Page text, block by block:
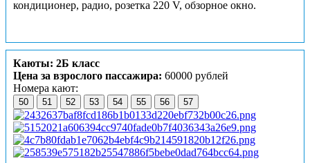
кондиционер, радио, розетка 220 V, обзорное окно.
Каюты: 2Б класс
Цена за взрослого пассажира: 60000 рублей
Номера кают:
50 51 52 53 54 55 56 57